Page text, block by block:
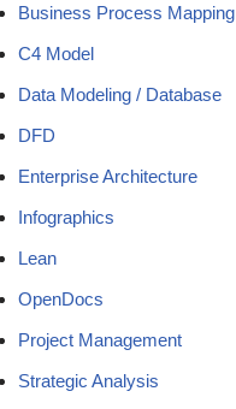
Business Process Mapping
C4 Model
Data Modeling / Database
DFD
Enterprise Architecture
Infographics
Lean
OpenDocs
Project Management
Strategic Analysis